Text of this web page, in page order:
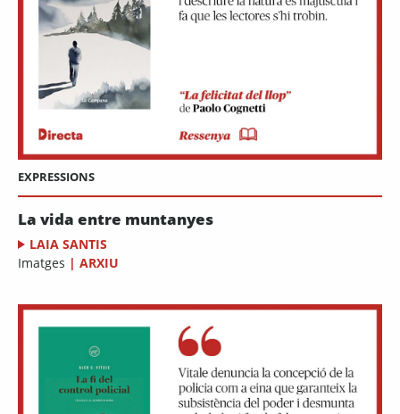
EXPRESSIONS
La vida entre muntanyes
LAIA SANTIS
Imatges | ARXIU